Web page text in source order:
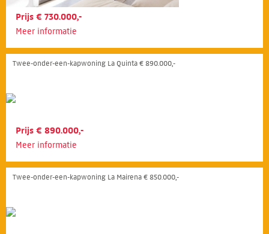
Prijs € 730.000,-
Meer informatie
Twee-onder-een-kapwoning La Quinta € 890.000,-
Prijs € 890.000,-
Meer informatie
Twee-onder-een-kapwoning La Mairena € 850.000,-